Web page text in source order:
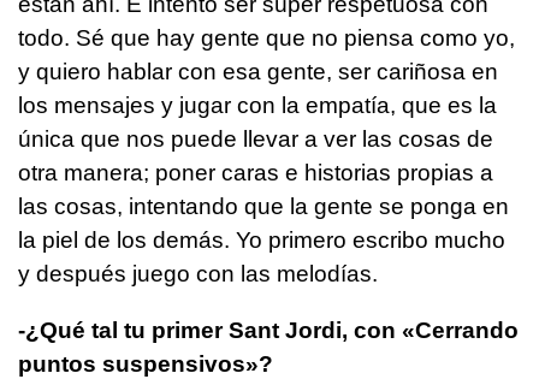
todo. Sé que hay gente que no piensa como yo,
y quiero hablar con esa gente, ser cariñosa en
los mensajes y jugar con la empatía, que es la
única que nos puede llevar a ver las cosas de
otra manera; poner caras e historias propias a
las cosas, intentando que la gente se ponga en
la piel de los demás. Yo primero escribo mucho
y después juego con las melodías.
-¿Qué tal tu primer Sant Jordi, con «Cerrando
puntos suspensivos»?